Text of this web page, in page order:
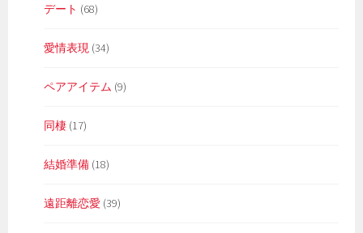
デート (68)
愛情表現 (34)
ペアアイテム (9)
同棲 (17)
結婚準備 (18)
遠距離恋愛 (39)